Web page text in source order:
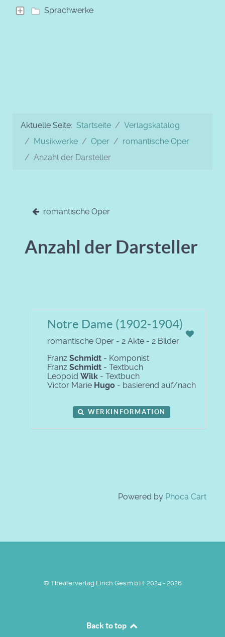
Sprachwerke
Aktuelle Seite: Startseite
Verlagskatalog
Musikwerke
Oper
romantische Oper
Anzahl der Darsteller
romantische Oper
Anzahl der Darsteller
Notre Dame (1902-1904)
romantische Oper - 2 Akte - 2 Bilder
Franz Schmidt - Komponist
Franz Schmidt - Textbuch
Leopold Wilk - Textbuch
Victor Marie Hugo - basierend auf/nach
WERKINFORMATION
Powered by Phoca Cart
© Theaterverlag Eirich Ges.m.b.H. 2024 - 2026
Back to top